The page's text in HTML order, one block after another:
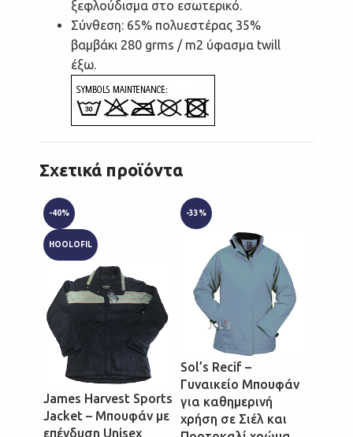
ξεφλούδισμα στο εσωτερικό.
Σύνθεση: 65% πολυεστέρας 35%
βαμβάκι 280 grms / m2 ύφασμα twill
έξω.
Σχετικά προϊόντα
-40%
HOOLOFIL
James Harvest Sports
Jacket – Μπουφάν με
επένδυση Unisex
-33%
Sol’s Recif –
Γυναικείο Μπουφάν
για καθημερινή
χρήση σε Σιέλ και